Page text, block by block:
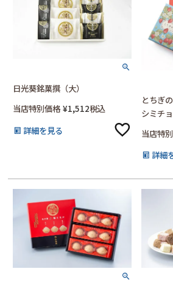
日光葵銘菓撰（大）
当店特別価格 ¥1,512税込
詳細を見る
とちぎ
シミチ
当店特
詳細